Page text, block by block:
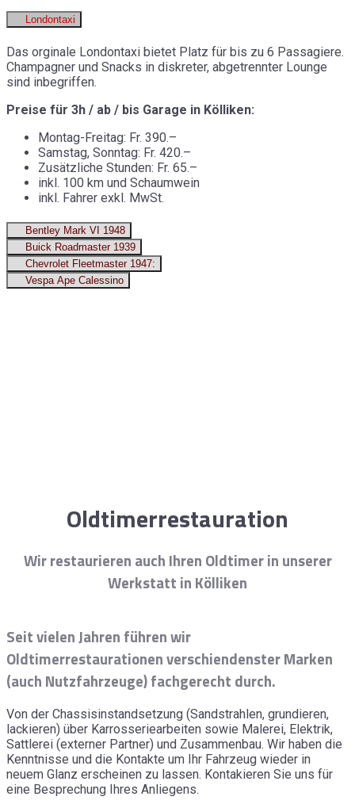
Londontaxi
Das orginale Londontaxi bietet Platz für bis zu 6 Passagiere.
Champagner und Snacks in diskreter, abgetrennter Lounge
sind inbegriffen.
Preise für 3h / ab / bis Garage in Kölliken:
Montag-Freitag: Fr. 390.–
Samstag, Sonntag: Fr. 420.–
Zusätzliche Stunden: Fr. 65.–
inkl. 100 km und Schaumwein
inkl. Fahrer exkl. MwSt.
Bentley Mark VI 1948
Buick Roadmaster 1939
Chevrolet Fleetmaster 1947:
Vespa Ape Calessino
Oldtimerrestauration
Wir restaurieren auch Ihren Oldtimer in unserer
Werkstatt in Kölliken
Seit vielen Jahren führen wir
Oldtimerrestaurationen verschiendenster Marken
(auch Nutzfahrzeuge) fachgerecht durch.
Von der Chassisinstandsetzung (Sandstrahlen, grundieren,
lackieren) über Karrosseriearbeiten sowie Malerei, Elektrik,
Sattlerei (externer Partner) und Zusammenbau. Wir haben die
Kenntnisse und die Kontakte um Ihr Fahrzeug wieder in
neuem Glanz erscheinen zu lassen. Kontakieren Sie uns für
eine Besprechung Ihres Anliegens.